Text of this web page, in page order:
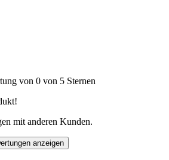
von 0 von 5 Sternen
mit anderen Kunden.
anzeigen